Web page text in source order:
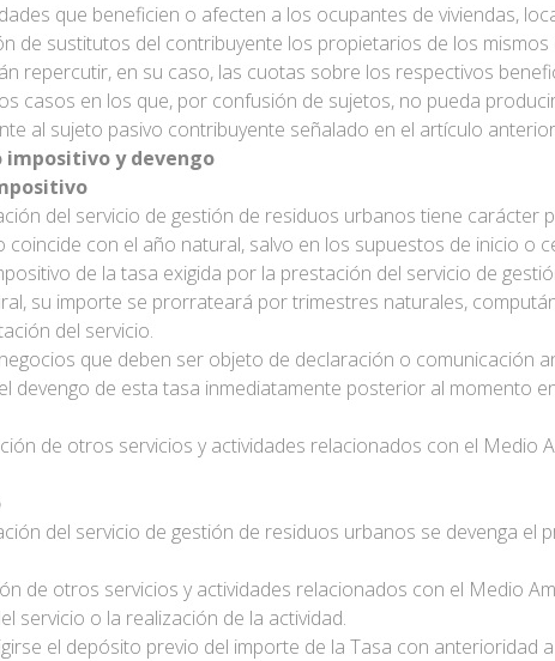
que beneficien o afecten a los ocupantes de viviendas,
de sustitutos del contribuyente los propietarios de los mismos
repercutir, en su caso, las cuotas sobre los respectivos
casos en los que, por confusión de sujetos, no pueda
al sujeto pasivo contribuyente señalado en el artículo
impositivo y devengo
del servicio de gestión de residuos urbanos tiene carácter
coincide con el año natural, salvo en los supuestos de inicio o
de la tasa exigida por la prestación del servicio de
su importe se prorrateará por trimestres naturales,
del servicio.
que deben ser objeto de declaración o comunicación
devengo de esta tasa inmediatamente posterior al momento
de otros servicios y actividades relacionados con el Medio
del servicio de gestión de residuos urbanos se devenga el
de otros servicios y actividades relacionados con el Medio
servicio o la realización de la actividad.
el depósito previo del importe de la Tasa con anterioridad